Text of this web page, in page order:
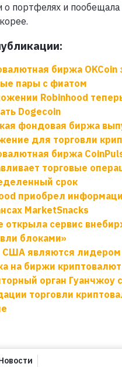
портфелях и пообещала
биржа OKCoin
пары с фиатом
Robinhood
Dogecoin
фондовая биржа
для торговли
биржа
торговые
срок
приобрел
MarketSnacks
открыла сервис
блоками»
США являются
на биржи криптовалют
орган Гуанчжоу
торговли